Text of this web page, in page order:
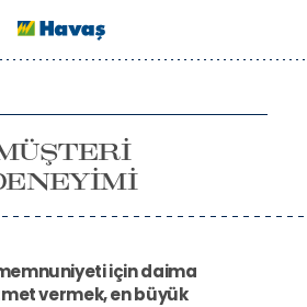
için daima
vermek, en büyük